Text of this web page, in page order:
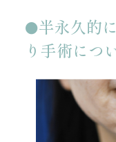
半永久的
り手術につ